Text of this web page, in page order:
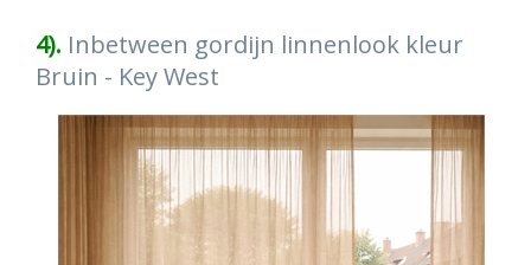
4). Inbetween gordijn linnenlook kleur
Bruin - Key West